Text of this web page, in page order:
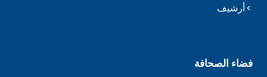
أرشيف
فضاء الصحافة